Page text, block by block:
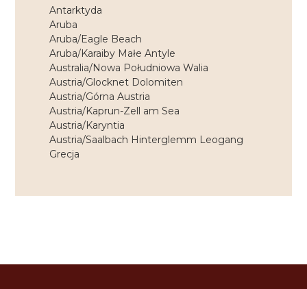
Antarktyda
Aruba
Aruba/Eagle Beach
Aruba/Karaiby Małe Antyle
Australia/Nowa Południowa Walia
Austria/Glocknet Dolomiten
Austria/Górna Austria
Austria/Kaprun-Zell am Sea
Austria/Karyntia
Austria/Saalbach Hinterglemm Leogang
Grecja